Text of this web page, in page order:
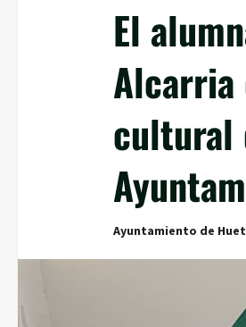
El
cultural
Ayuntamiento de